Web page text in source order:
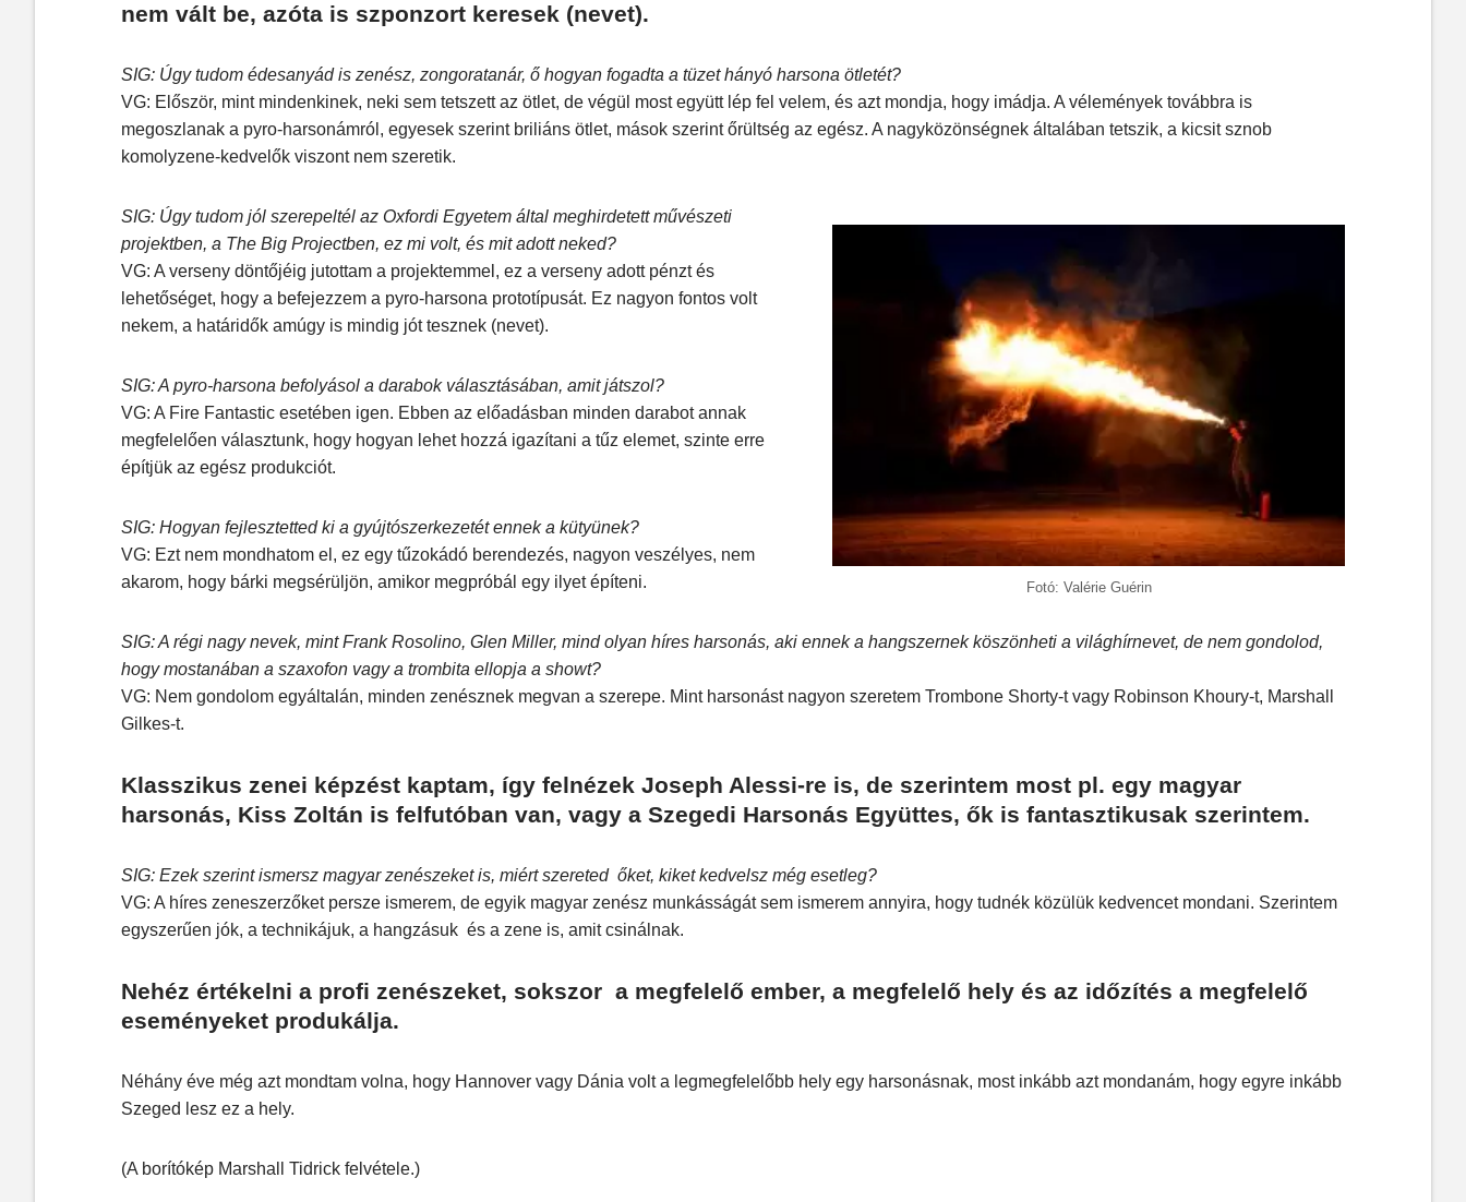
nem vált be, azóta is szponzort keresek (nevet).
SIG: Úgy tudom édesanyád is zenész, zongoratanár, ő hogyan fogadta a tüzet hányó harsona ötletét?
VG: Először, mint mindenkinek, neki sem tetszett az ötlet, de végül most együtt lép fel velem, és azt mondja, hogy imádja. A vélemények továbbra is
megoszlanak a pyro-harsonámról, egyesek szerint briliáns ötlet, mások szerint őrültség az egész. A nagyközönségnek általában tetszik, a kicsit sznob
komolyzene-kedvelők viszont nem szeretik.
Fotó: Valérie Guérin
SIG: Úgy tudom jól szerepeltél az Oxfordi Egyetem által meghirdetett művészeti
projektben, a The Big Projectben, ez mi volt, és mit adott neked?
VG: A verseny döntőjéig jutottam a projektemmel, ez a verseny adott pénzt és
lehetőséget, hogy a befejezzem a pyro-harsona prototípusát. Ez nagyon fontos volt
nekem, a határidők amúgy is mindig jót tesznek (nevet).
SIG: A pyro-harsona befolyásol a darabok választásában, amit játszol?
VG: A Fire Fantastic esetében igen. Ebben az előadásban minden darabot annak
megfelelően választunk, hogy hogyan lehet hozzá igazítani a tűz elemet, szinte erre
építjük az egész produkciót.
SIG: Hogyan fejlesztetted ki a gyújtószerkezetét ennek a kütyünek?
VG: Ezt nem mondhatom el, ez egy tűzokádó berendezés, nagyon veszélyes, nem
akarom, hogy bárki megsérüljön, amikor megpróbál egy ilyet építeni.
SIG: A régi nagy nevek, mint Frank Rosolino, Glen Miller, mind olyan híres harsonás, aki ennek a hangszernek köszönheti a világhírnevet, de nem gondolod,
hogy mostanában a szaxofon vagy a trombita ellopja a showt?
VG: Nem gondolom egyáltalán, minden zenésznek megvan a szerepe. Mint harsonást nagyon szeretem Trombone Shorty-t vagy Robinson Khoury-t, Marshall
Gilkes-t.
Klasszikus zenei képzést kaptam, így felnézek Joseph Alessi-re is, de szerintem most pl. egy magyar
harsonás, Kiss Zoltán is felfutóban van, vagy a Szegedi Harsonás Együttes, ők is fantasztikusak szerintem.
SIG: Ezek szerint ismersz magyar zenészeket is, miért szereted őket, kiket kedvelsz még esetleg?
VG: A híres zeneszerzőket persze ismerem, de egyik magyar zenész munkásságát sem ismerem annyira, hogy tudnék közülük kedvencet mondani. Szerintem
egyszerűen jók, a technikájuk, a hangzásuk és a zene is, amit csinálnak.
Nehéz értékelni a profi zenészeket, sokszor a megfelelő ember, a megfelelő hely és az időzítés a megfelelő
eseményeket produkálja.
Néhány éve még azt mondtam volna, hogy Hannover vagy Dánia volt a legmegfelelőbb hely egy harsonásnak, most inkább azt mondanám, hogy egyre inkább
Szeged lesz ez a hely.
(A borítókép Marshall Tidrick felvétele.)